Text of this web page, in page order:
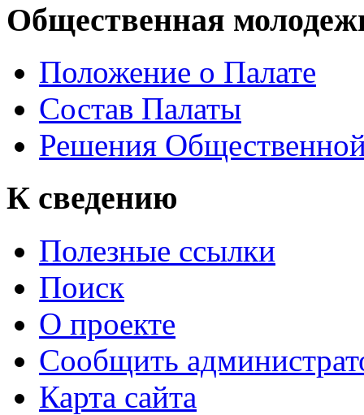
Общественная
Положение о Палате
Состав Палаты
Решения
К сведению
Полезные ссылки
Поиск
О проекте
Сообщить
Карта сайта